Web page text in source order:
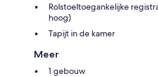
Rolstoeltoegankelijke
hoog)
Tapijt in de kamer
Meer
1 gebouw